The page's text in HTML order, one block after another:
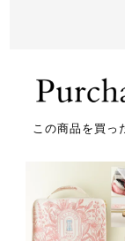
この商品を買っ